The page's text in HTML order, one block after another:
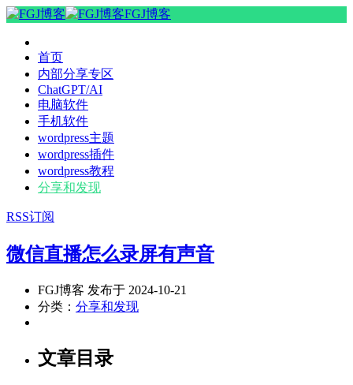
FGJ博客
首页
内部分享专区
ChatGPT/AI
电脑软件
手机软件
wordpress主题
wordpress插件
wordpress教程
分享和发现
RSS订阅
微信直播怎么录屏有声音
FGJ博客 发布于 2024-10-21
分类： 分享和发现
文章目录